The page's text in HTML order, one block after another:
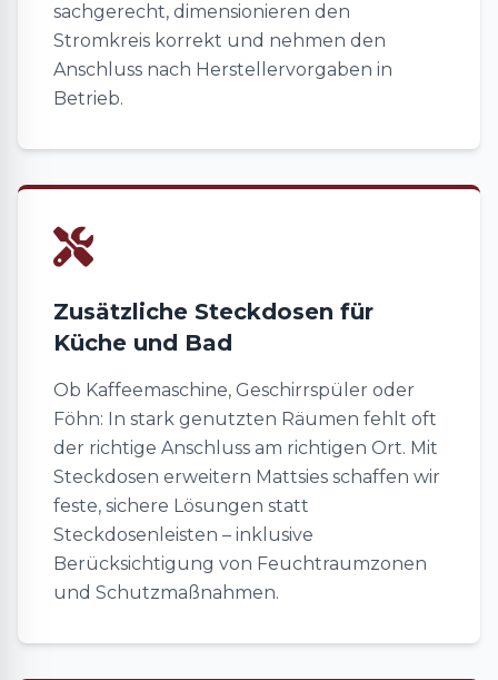
sachgerecht, dimensionieren den
Stromkreis korrekt und nehmen den
Anschluss nach Herstellervorgaben in
Betrieb.
Zusätzliche Steckdosen für
Küche und Bad
Ob Kaffeemaschine, Geschirrspüler oder
Föhn: In stark genutzten Räumen fehlt oft
der richtige Anschluss am richtigen Ort. Mit
Steckdosen erweitern Mattsies schaffen wir
feste, sichere Lösungen statt
Steckdosenleisten – inklusive
Berücksichtigung von Feuchtraumzonen
und Schutzmaßnahmen.